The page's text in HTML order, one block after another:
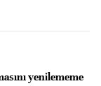
yenilememe